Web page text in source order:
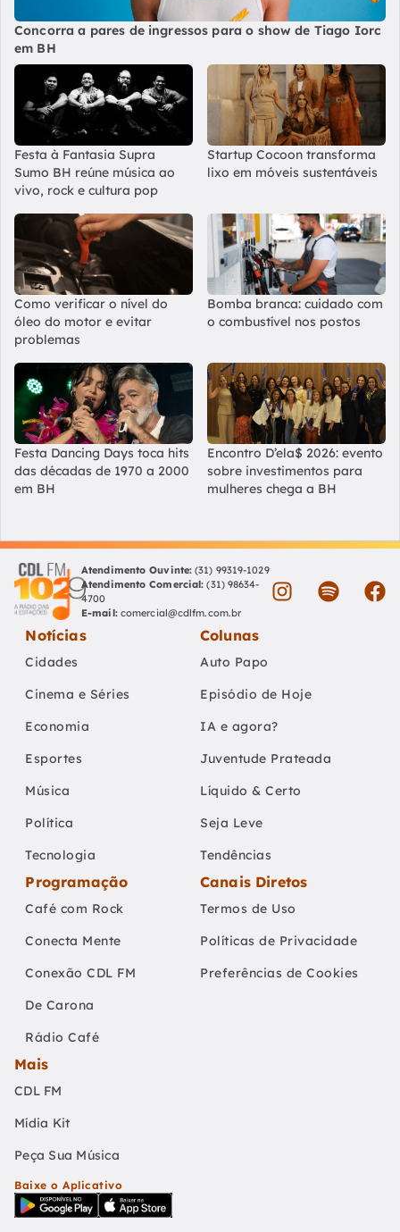
Concorra a pares de ingressos para o show de Tiago Iorc
em BH
Festa à Fantasia Supra
Sumo BH reúne música ao
vivo, rock e cultura pop
Startup Cocoon transforma
lixo em móveis sustentáveis
Como verificar o nível do
óleo do motor e evitar
problemas
Bomba branca: cuidado com
o combustível nos postos
Festa Dancing Days toca hits
das décadas de 1970 a 2000
em BH
Encontro D’ela$ 2026: evento
sobre investimentos para
mulheres chega a BH
Atendimento Ouvinte: (31) 99319-1029
Atendimento Comercial: (31) 98634-
4700
E-mail: comercial@cdlfm.com.br
Notícias
Cidades
Cinema e Séries
Economia
Esportes
Música
Política
Tecnologia
Colunas
Auto Papo
Episódio de Hoje
IA e agora?
Juventude Prateada
Líquido & Certo
Seja Leve
Tendências
Programação
Café com Rock
Conecta Mente
Conexão CDL FM
De Carona
Rádio Café
Canais Diretos
Termos de Uso
Políticas de Privacidade
Preferências de Cookies
Mais
CDL FM
Mídia Kit
Peça Sua Música
Baixe o Aplicativo